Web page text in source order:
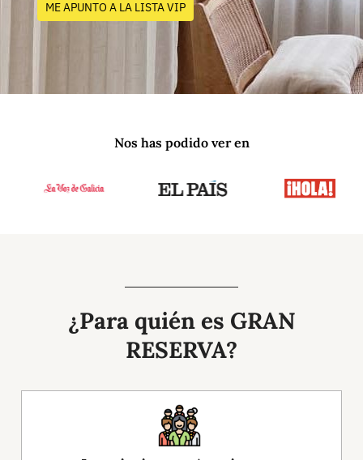
ME APUNTO A LA LISTA VIP
Nos has podido ver en
¿Para quién es GRAN
RESERVA?